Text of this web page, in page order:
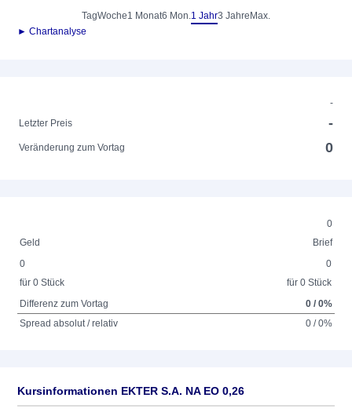
TagWoche1 Monat6 Mon.1 Jahr3 Jahre Max.
► Chartanalyse
-
Letzter Preis
-
Veränderung zum Vortag 0
0
Geld
Brief
0
für 0 Stück
0
für 0 Stück
Differenz zum Vortag
0 / 0%
Spread absolut / relativ
0 / 0%
Kursinformationen EKTER S.A. NA EO 0,26